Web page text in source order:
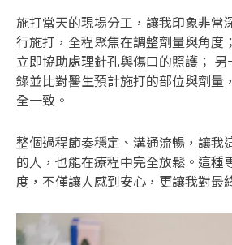
施打當天的現場分工，讓我印象非
行施打，全程聚焦在調整劑量與角度
立即協助處理針孔與傷口的照護；
錄並比對醫生預計施打的部位與劑量
全一致。
整個過程節奏穩定、溝通流暢，讓我
的人，也能在療程中完全放鬆。這種
度，不僅讓人感到安心，更讓我對最